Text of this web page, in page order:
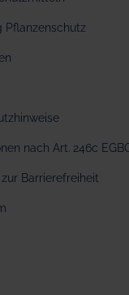
Pflanzenschutz
nach Art. 246c
Barrierefreiheit